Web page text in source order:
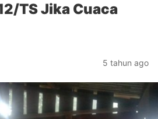
TS Jika Cuaca
5 tahun ago